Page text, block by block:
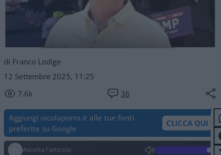
di Franco Lodige
12 Settembre 2025, 11:25
7.6k
36
Aggiungi nicolaporro.it alle tue fonti
preferite su Google
CLICCA QUI
Ascolta l'articolo